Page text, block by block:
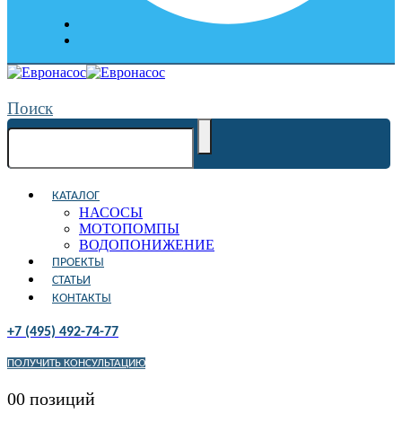
Поиск
КАТАЛОГ
НАСОСЫ
МОТОПОМПЫ
ВОДОПОНИЖЕНИЕ
ПРОЕКТЫ
СТАТЬИ
КОНТАКТЫ
+7 (495) 492-74-77
ПОЛУЧИТЬ КОНСУЛЬТАЦИЮ
00 позиций